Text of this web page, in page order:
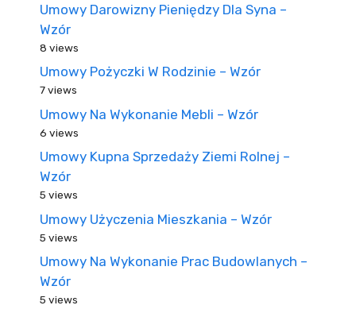
Umowy Darowizny Pieniędzy Dla Syna –
Wzór
8 views
Umowy Pożyczki W Rodzinie – Wzór
7 views
Umowy Na Wykonanie Mebli – Wzór
6 views
Umowy Kupna Sprzedaży Ziemi Rolnej –
Wzór
5 views
Umowy Użyczenia Mieszkania – Wzór
5 views
Umowy Na Wykonanie Prac Budowlanych –
Wzór
5 views